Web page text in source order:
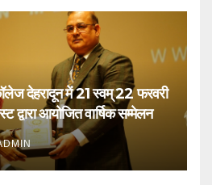
देहरादून में 21 स्वम् 22 फरवरी
द्वारा आयोजित वार्षिक सम्मेलन